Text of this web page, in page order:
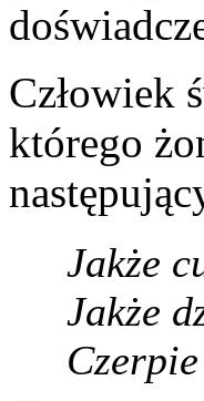
Człowiek
którego
Jakże
Jakże